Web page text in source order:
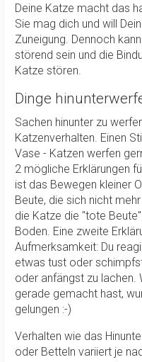
Deine Katze macht das
Sie mag dich und will
Zuneigung. Dennoch
störend sein und die
Katze stören.
Dinge
Sachen hinunter zu
Katzenverhalten. Einen
Vase - Katzen werfen
2 mögliche Erklärungen
ist das Bewegen kleiner
Beute, die sich nicht
die Katze die "tote
Boden. Eine zweite
Aufmerksamkeit: Du
etwas tust oder
oder anfängst zu lachen.
gerade gemacht hast,
gelungen :-)
Verhalten wie das
oder Betteln variiert je